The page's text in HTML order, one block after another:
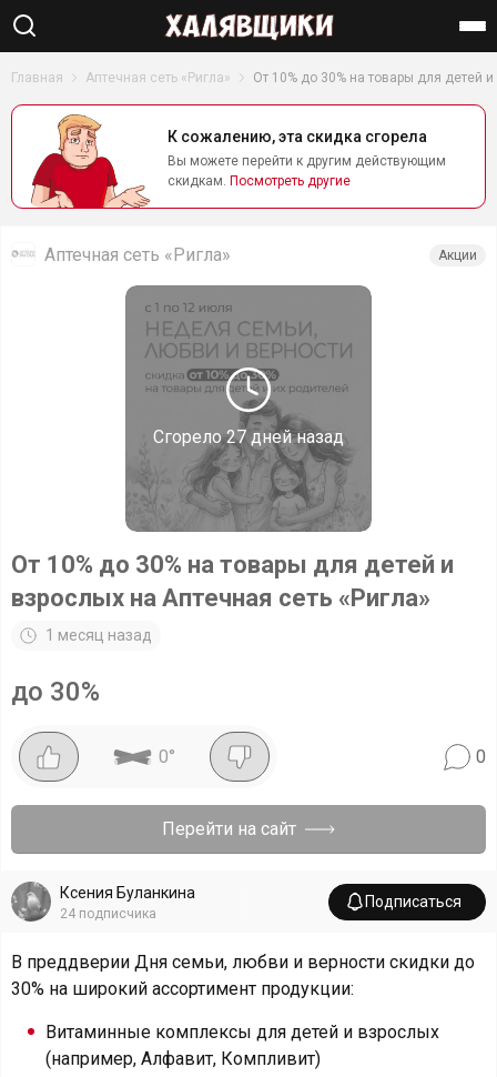
Найти
Главная Аптечная сеть «Ригла» От 10% до 30% на товары для детей
К сожалению, эта скидка сгорела
Вы можете перейти к другим действующим
скидкам. Посмотреть другие
Сгорело27 дней назад
Аптечная сеть «Ригла» Акции
От 10% до 30% на товары для детей и
взрослых на Аптечная сеть «Ригла»
1 месяц назад
до 30%
0° 0
Перейти на сайт
Ксения Буланкина
24 подписчика
Подписаться
В преддверии Дня семьи, любви и верности скидки до
30% на широкий ассортимент продукции:
Витаминные комплексы для детей и взрослых
(например, Алфавит, Компливит)